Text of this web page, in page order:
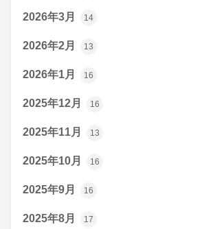
2026年3月 14
2026年2月 13
2026年1月 16
2025年12月 16
2025年11月 13
2025年10月 16
2025年9月 16
2025年8月 17